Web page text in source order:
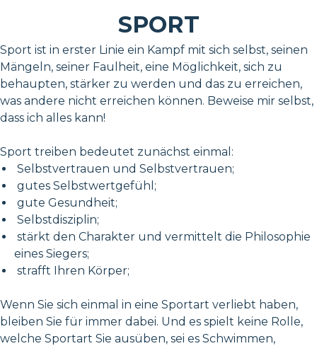
SPORT
Sport ist in erster Linie ein Kampf mit sich selbst, seinen
Mängeln, seiner Faulheit, eine Möglichkeit, sich zu
behaupten, stärker zu werden und das zu erreichen,
was andere nicht erreichen können. Beweise mir selbst,
dass ich alles kann!
Sport treiben bedeutet zunächst einmal:
Selbstvertrauen und Selbstvertrauen;
gutes Selbstwertgefühl;
gute Gesundheit;
Selbstdisziplin;
stärkt den Charakter und vermittelt die Philosophie
eines Siegers;
strafft Ihren Körper;
Wenn Sie sich einmal in eine Sportart verliebt haben,
bleiben Sie für immer dabei. Und es spielt keine Rolle,
welche Sportart Sie ausüben, sei es Schwimmen,